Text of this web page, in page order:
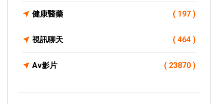
健康醫藥 ( 197 )
視訊聊天 ( 464 )
Av影片 ( 23870 )